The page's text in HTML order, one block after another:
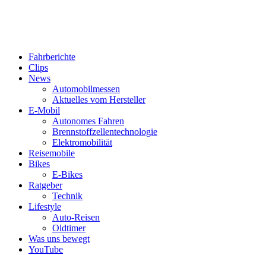
Fahrberichte
Clips
News
Automobilmessen
Aktuelles vom Hersteller
E-Mobil
Autonomes Fahren
Brennstoffzellentechnologie
Elektromobilität
Reisemobile
Bikes
E-Bikes
Ratgeber
Technik
Lifestyle
Auto-Reisen
Oldtimer
Was uns bewegt
YouTube